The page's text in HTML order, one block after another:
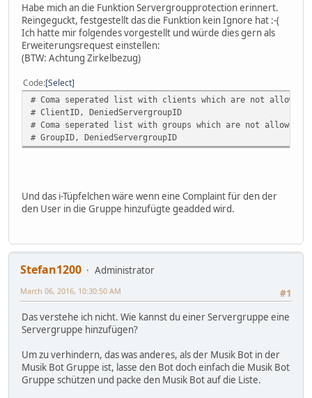
Habe mich an die Funktion Servergroupprotection erinnert.
Reingeguckt, festgestellt das die Funktion kein Ignore hat :-(
Ich hatte mir folgendes vorgestellt und würde dies gern als
Erweiterungsrequest einstellen:
(BTW: Achtung Zirkelbezug)
Code Select
# Coma seperated list with clients which are not
# ClientID, DeniedServergroupID
# Coma seperated list with groups which are not allowed
# GroupID, DeniedServergroupID
Und das i-Tüpfelchen wäre wenn eine Complaint für den der
den User in die Gruppe hinzufügte geadded wird.
Stefan1200
Administrator
#1
March 06, 2016, 10:30:50 AM
Das verstehe ich nicht. Wie kannst du einer Servergruppe eine
Servergruppe hinzufügen?
Um zu verhindern, das was anderes, als der Musik Bot in der
Musik Bot Gruppe ist, lasse den Bot doch einfach die Musik Bot
Gruppe schützen und packe den Musik Bot auf die Liste.